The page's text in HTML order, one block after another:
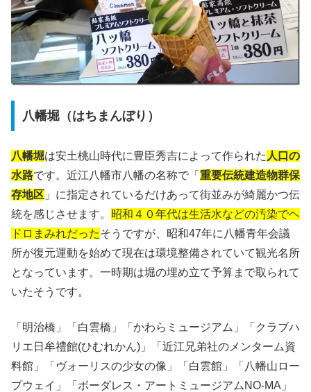
八幡堀（はちまんぼり）
八幡堀は安土桃山時代に豊臣秀吉によって作られた 人口の
水路です。近江八幡市八幡の名称で「 重要伝統建造物群保
存地区 」に指定されているだけあって街並みが綺麗かつ伝
統を感じさせます。 昭和４０年代は生活水などの汚染でヘ
ドロまみれだったそうですが、昭和47年に八幡青年会議
所が復元運動を始めて現在は環境整備されていて観光名所
となっています。一時期は堀の埋め立て予算まで取られて
いたそうです。
「明治橋」「白雲橋」「かわらミュージアム」「クラブハ
リエ日牟禮館(ひむれかん)」「近江兄弟社のメンターム資
料館」「ヴォーリスの少女の像」「白雲館」「八幡山ロー
プウェイ」「ボーダレス・アートミュージアムNO-MA」